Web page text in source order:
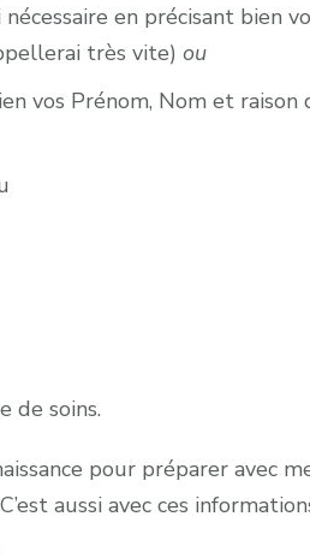
en précisant bien
très vite) ou
vos Prénom, Nom et raison
de soins.
pour préparer avec
aussi avec ces